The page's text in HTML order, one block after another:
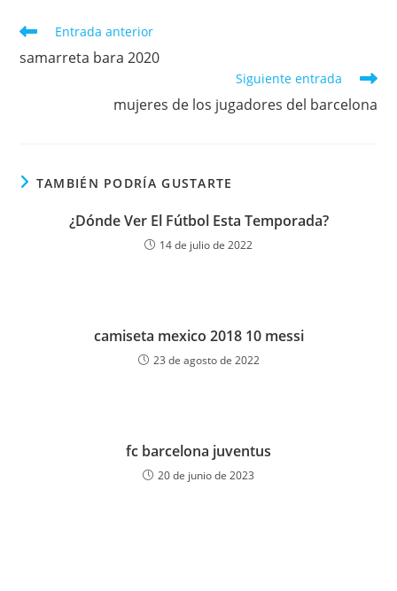
Leer
artículos
Entrada anterior
samarreta bara 2020
Siguiente entrada
mujeres de los jugadores del barcelona
TAMBIÉN PODRÍA GUSTARTE
¿Dónde Ver El Fútbol Esta Temporada?
14 de julio de 2022
camiseta mexico 2018 10 messi
23 de agosto de 2022
fc barcelona juventus
20 de junio de 2023